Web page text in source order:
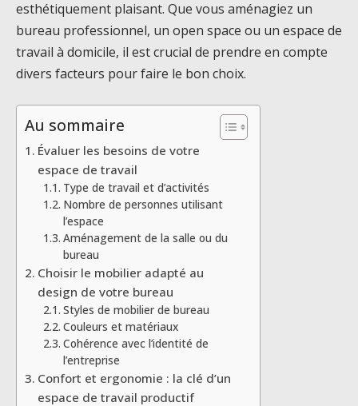
esthétiquement plaisant. Que vous aménagiez un
bureau professionnel, un open space ou un espace de
travail à domicile, il est crucial de prendre en compte
divers facteurs pour faire le bon choix.
Au sommaire
Évaluer les besoins de votre
espace de travail
Type de travail et d’activités
Nombre de personnes utilisant
l’espace
Aménagement de la salle ou du
bureau
Choisir le mobilier adapté au
design de votre bureau
Styles de mobilier de bureau
Couleurs et matériaux
Cohérence avec l’identité de
l’entreprise
Confort et ergonomie : la clé d’un
espace de travail productif